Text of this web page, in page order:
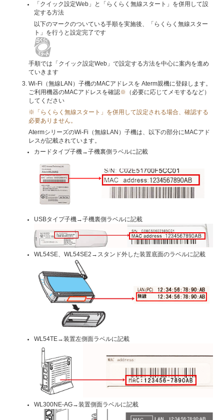
「クイック設定Web」と「らくらく無線スタート」を併用して設
定する方法
以下のマークのついている手順を実施後、「らくらく無線スター
ト」を行うと設定完了です
手順では「クイック設定Web」で設定する方法を中心に案内を進め
ていきます
Wi-Fi（無線LAN）子機のMACアドレスを Aterm親機に登録します。
ご利用機器のMACアドレスを確認※ （必要に応じてメモするなど）
してください
※「らくらく無線スタート」を併用して設定される場合、確認する
必要ありません。
AtermシリーズのWi-Fi（無線LAN）子機は、以下の部分にMACアド
レスが記載されています。
カードタイプ子機→子機裏側ラベルに記載
USBタイプ子機→子機裏側ラベルに記載
WL54SE、WL54SE2→スタンド外した装置底面のラベルに記載
WL54TE→装置左側面ラベルに記載
WL300NE-AG→装置側面ラベルに記載